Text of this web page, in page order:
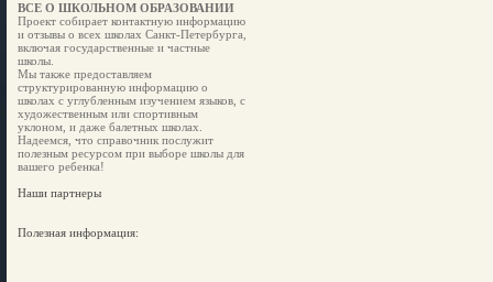
ВСЕ О ШКОЛЬНОМ ОБРАЗОВАНИИ
Проект собирает контактную информацию
и отзывы о всех школах Санкт-Петербурга,
включая государственные и частные
школы.
Мы также предоставляем
структурированную информацию о
школах с углубленным изучением языков, с
художественным или спортивным
уклоном, и даже балетных школах.
Надеемся, что справочник послужит
полезным ресурсом при выборе школы для
вашего ребенка!
Наши партнеры
Полезная информация: